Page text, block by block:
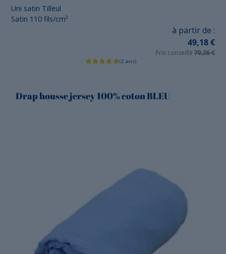
Uni satin Tilleul
Satin 110 fils/cm²
à partir de :
49,18 €
Prix conseillé 70,26 €
Drap housse jersey 100% coton BLEU